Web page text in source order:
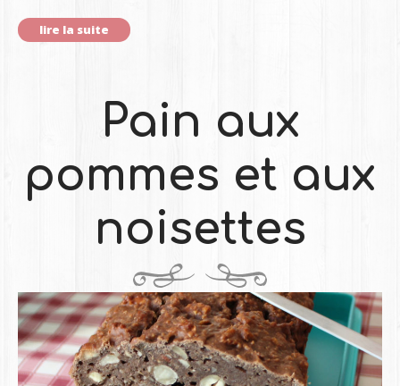
lire la suite
Pain aux
pommes et aux
noisettes